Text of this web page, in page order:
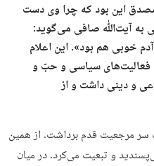
این بود که چرا وی دست
به آیت‌ﷲ صافی می‌گوید:
خوبی هم بود». این اعلام
فعالیت‌های سیاسی و حبّ و
و دینی داشت‌ و از
سر مرجعیت قدم برداشت. از همین
و تبعیت می‌کرد. در میان